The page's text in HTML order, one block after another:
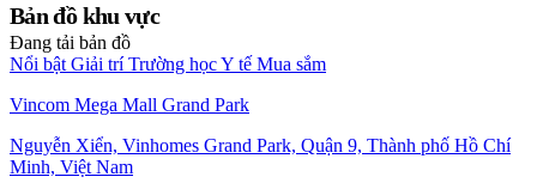
Bản đồ khu vực
Đang tải bản đồ
Nổi bật Giải trí Trường họcY tế Mua sắm
Vincom Mega Mall Grand Park
Nguyễn Xiển, Vinhomes Grand Park, Quận 9, Thành phố Hồ Chí
Minh, Việt Nam